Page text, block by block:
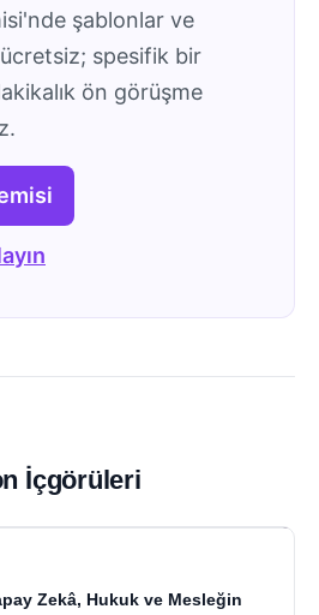
şablonlar ve
spesifik bir
ön görüşme
İçgörüleri
Zekâ, Hukuk ve Mesleğin